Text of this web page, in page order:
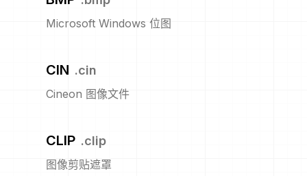
Microsoft Windows 位图
CIN .cin
Cineon 图像文件
CLIP .clip
图像剪贴遮罩